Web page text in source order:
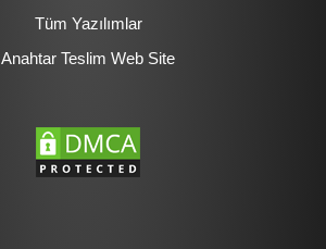
Tüm Yazılımlar
Anahtar Teslim Web Site